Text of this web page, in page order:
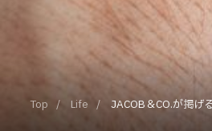
Top Life JACOB＆CO.が掲げ